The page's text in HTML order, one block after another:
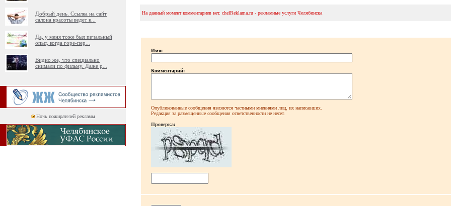
Добрый день. Ссылка на сайт
салона красоты ведет к
Да, у меня тоже был печальный
опыт, когда горе-пер
Видно же, что специально
снимали по фильму. Даже р
Ночь пожирателей рекламы
На данный момент комментариев нет. chelReklama.ru - рекламные услуги Челябинска
Имя:
Комментарий:
Опубликованные сообщения являются частными мнениями лиц, их написавших.
Редакция за размещенные сообщения ответственности не несет.
Проверка: